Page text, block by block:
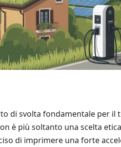
di svolta fondamentale per
è più soltanto una scelta
di imprimere una forte